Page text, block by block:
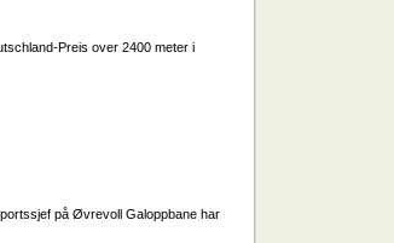
Preis over 2400 meter i
på Øvrevoll Galoppbane har